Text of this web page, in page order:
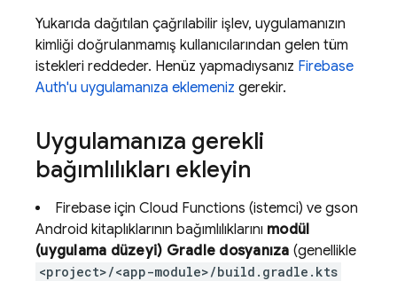
Yukarıda dağıtılan çağrılabilir işlev, uygulamanızın
kimliği doğrulanmamış kullanıcılarından gelen tüm
istekleri reddeder. Henüz yapmadıysanız Firebase
Auth'u uygulamanıza eklemeniz gerekir.
Uygulamanıza gerekli
bağımlılıkları ekleyin
Firebase için Cloud Functions (istemci) ve gson
Android kitaplıklarının bağımlılıklarını modül
(uygulama düzeyi) Gradle dosyanıza (genellikle
<project>/<app-module>/build.gradle.kts